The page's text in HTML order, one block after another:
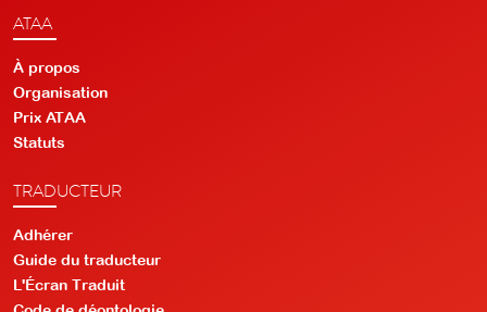
ATAA
À propos
Organisation
Prix ATAA
Statuts
TRADUCTEUR
Adhérer
Guide du traducteur
L'Écran Traduit